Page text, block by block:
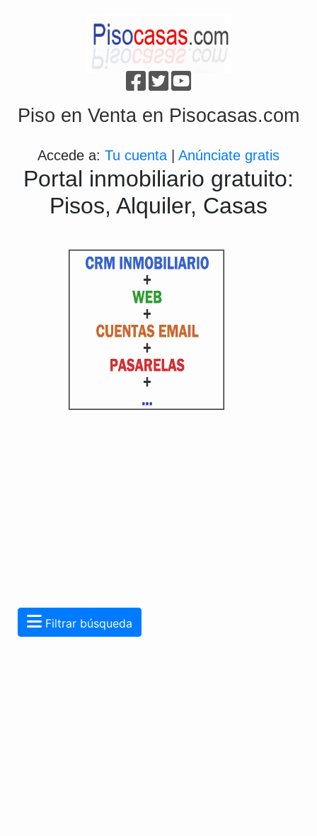
Piso en Venta en Pisocasas.com
Accede a: Tu cuenta Anúnciate gratis
Portal inmobiliario gratuito:
Pisos, Alquiler, Casas
Filtrar búsqueda